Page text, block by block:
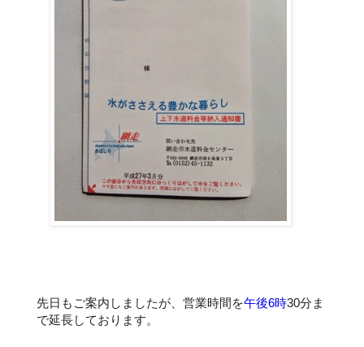
先日もご案内しましたが、営業時間を午後6時30分ま
で延長しております。